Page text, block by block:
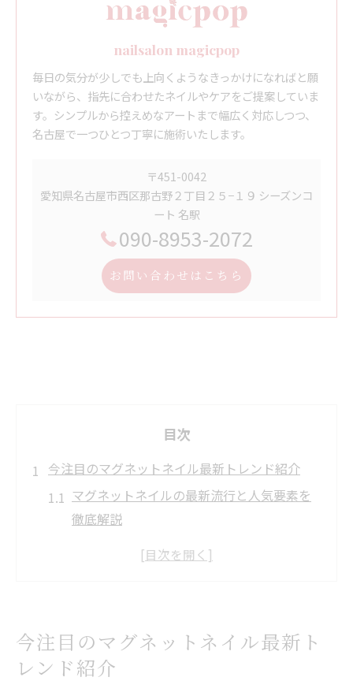
nailsalon magicpop
毎日の気分が少しでも上向くようなきっかけになればと願
いながら、指先に合わせたネイルやケアをご提案していま
す。シンプルから控えめなアートまで幅広く対応しつつ、
名古屋で一つひとつ丁寧に施術いたします。
〒451-0042
愛知県名古屋市西区那古野２丁目２５−１９ シーズンコ
ート 名駅
090-8953-2072
お問い合わせはこちら
目次
今注目のマグネットネイル最新トレンド紹介
マグネットネイルの最新流行と人気要素を
徹底解説
名鉄名古屋本線沿いで注目の新トレンド紹
マグネットネイルが名古屋で高評価な理由
とは
今注目のマグネットネイル最新ト
レンド紹介